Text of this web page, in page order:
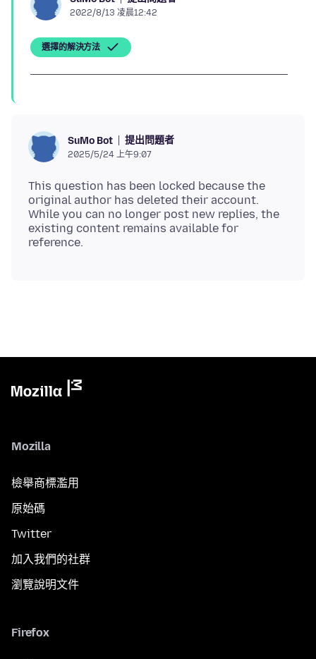
2022/8/13 凌晨12:42
選擇的解決方法
SuMo Bot 提出問題者
2025/5/24 上午9:07
This question has been locked because the
original author has deleted their account.
While you can no longer post new replies, the
existing content remains available for
Mozilla
檢舉商標濫用
原始碼
Twitter
加入我們的社群
瀏覽說明文件
Firefox